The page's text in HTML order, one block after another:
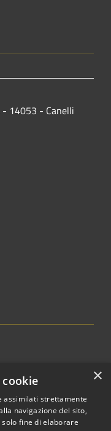
- 14053 - Canelli
×
assimilati strettamente
navigazione del sito,
fine di elaborare